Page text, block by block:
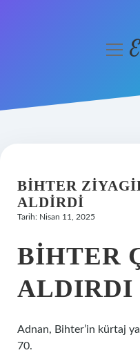
Hakkımızda
BIHTER
ALDIRDI
Tarih: Nisan 11, 2025
BIHTER
ALDIRDI
Adnan, Bihter’in kürtaj
70.